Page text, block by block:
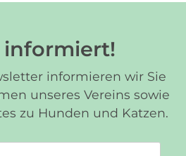
informiert!
informieren wir Sie
unseres Vereins sowie
zu Hunden und Katzen.